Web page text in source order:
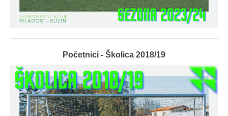
Početnici - Školica 2018/19